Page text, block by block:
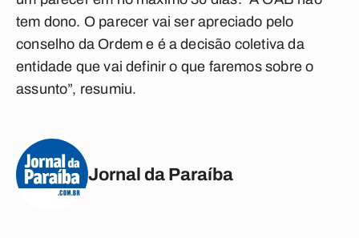
tem dono. O parecer vai ser apreciado pelo
conselho da Ordem e é a decisão coletiva da
entidade que vai definir o que faremos sobre o
assunto”, resumiu.
Jornal da Paraíba